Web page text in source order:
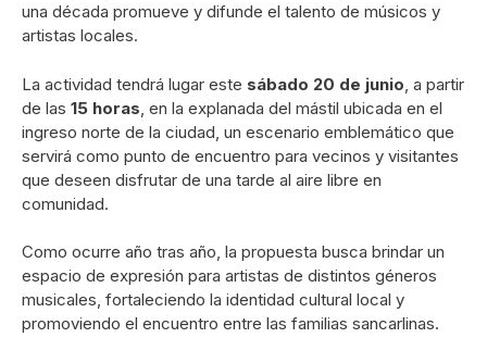
una década promueve y difunde el talento de músicos y
artistas locales.
La actividad tendrá lugar este sábado 20 de junio , a partir
de las 15 horas , en la explanada del mástil ubicada en el
ingreso norte de la ciudad, un escenario emblemático que
servirá como punto de encuentro para vecinos y visitantes
que deseen disfrutar de una tarde al aire libre en
comunidad.
Como ocurre año tras año, la propuesta busca brindar un
espacio de expresión para artistas de distintos géneros
musicales, fortaleciendo la identidad cultural local y
promoviendo el encuentro entre las familias sancarlinas.